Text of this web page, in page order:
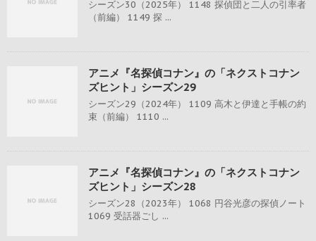
シーズン30（2025年） 1148 探偵団と二人の引率者
（前編） 1149 探 ...
アニメ『名探偵コナン』の「ネクストコナン
ズヒント」シーズン29
シーズン29（2024年） 1109 高木と伊達と手帳の約
束（前編） 1110 ...
アニメ『名探偵コナン』の「ネクストコナン
ズヒント」シーズン28
シーズン28（2023年） 1068 円谷光彦の探偵ノート
1069 受話器ごし ...